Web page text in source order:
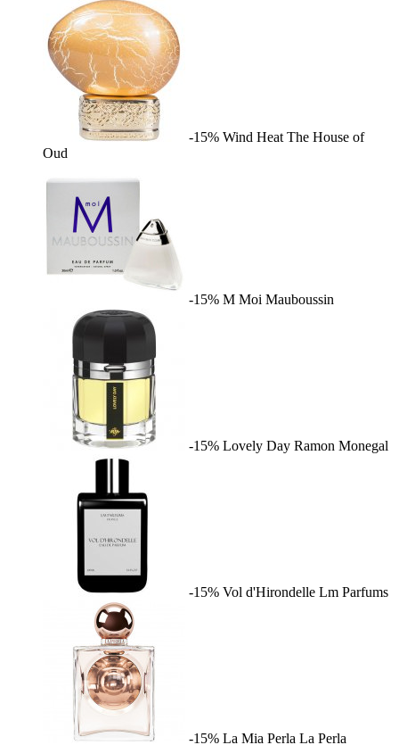
-15% Wind Heat The House of
Oud
-15% M Moi Mauboussin
-15% Lovely Day Ramon Monegal
-15% Vol d'Hirondelle Lm Parfums
-15% La Mia Perla La Perla